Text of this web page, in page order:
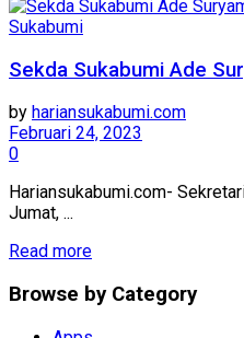
Sukabumi
Sekda Sukabumi Ade
by hariansukabumi.com
Februari 24, 2023
0
Hariansukabumi.com-
Jumat, ...
Read more
Browse by Category